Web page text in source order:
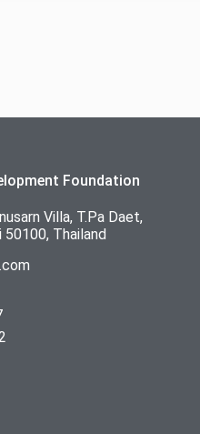
Foundation
Villa, T.Pa Daet,
50100, Thailand